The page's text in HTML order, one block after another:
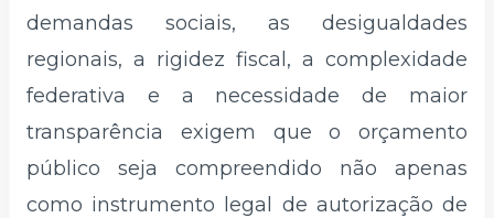
demandas sociais, as desigualdades
regionais, a rigidez fiscal, a complexidade
federativa e a necessidade de maior
transparência exigem que o orçamento
público seja compreendido não apenas
como instrumento legal de autorização de